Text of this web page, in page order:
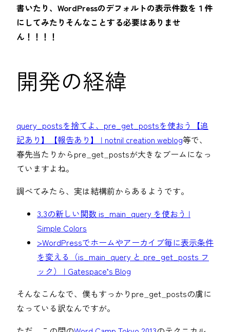
書いたり、WordPressのデフォルトの表示件数を１件
にしてみたりそんなことする必要はありませ
ん！！！！
開発の経緯
query_postsを捨てよ、pre_get_postsを使おう【追
記あり】【報告あり】 | notnil creation weblog等で、
春先当たりからpre_get_postsが大きなブームになっ
ていますよね。
調べてみたら、実は結構前からあるようです。
3.3の新しい関数 is_main_query を使おう |
Simple Colors
>WordPressでホームやアーカイブ毎に表示条件
を変える（is_main_query と pre_get_posts フ
ック） | Gatespace’s Blog
そんなこんなで、僕もすっかりpre_get_postsの虜に
なっている訳なんですが。